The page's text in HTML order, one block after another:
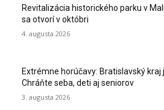
Revitalizácia historického parku v
sa otvorí v októbri
4. augusta 2026
Extrémne horúčavy: Bratislavský kraj
Chráňte seba, deti aj seniorov
3. augusta 2026